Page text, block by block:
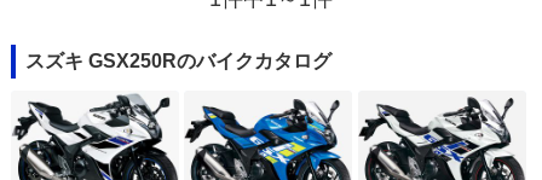
スズキ GSX250Rのバイクカタログ